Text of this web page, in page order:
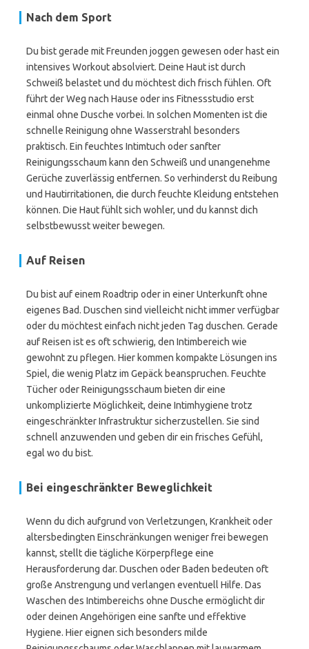
Nach dem Sport
Du bist gerade mit Freunden joggen gewesen oder hast ein
intensives Workout absolviert. Deine Haut ist durch
Schweiß belastet und du möchtest dich frisch fühlen. Oft
führt der Weg nach Hause oder ins Fitnessstudio erst
einmal ohne Dusche vorbei. In solchen Momenten ist die
schnelle Reinigung ohne Wasserstrahl besonders
praktisch. Ein feuchtes Intimtuch oder sanfter
Reinigungsschaum kann den Schweiß und unangenehme
Gerüche zuverlässig entfernen. So verhinderst du Reibung
und Hautirritationen, die durch feuchte Kleidung entstehen
können. Die Haut fühlt sich wohler, und du kannst dich
selbstbewusst weiter bewegen.
Auf Reisen
Du bist auf einem Roadtrip oder in einer Unterkunft ohne
eigenes Bad. Duschen sind vielleicht nicht immer verfügbar
oder du möchtest einfach nicht jeden Tag duschen. Gerade
auf Reisen ist es oft schwierig, den Intimbereich wie
gewohnt zu pflegen. Hier kommen kompakte Lösungen ins
Spiel, die wenig Platz im Gepäck beanspruchen. Feuchte
Tücher oder Reinigungsschaum bieten dir eine
unkomplizierte Möglichkeit, deine Intimhygiene trotz
eingeschränkter Infrastruktur sicherzustellen. Sie sind
schnell anzuwenden und geben dir ein frisches Gefühl,
egal wo du bist.
Bei eingeschränkter Beweglichkeit
Wenn du dich aufgrund von Verletzungen, Krankheit oder
altersbedingten Einschränkungen weniger frei bewegen
kannst, stellt die tägliche Körperpflege eine
Herausforderung dar. Duschen oder Baden bedeuten oft
große Anstrengung und verlangen eventuell Hilfe. Das
Waschen des Intimbereichs ohne Dusche ermöglicht dir
oder deinen Angehörigen eine sanfte und effektive
Hygiene. Hier eignen sich besonders milde